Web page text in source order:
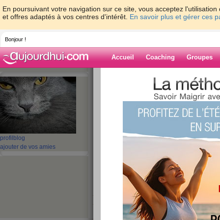
En poursuivant votre navigation sur ce site, vous acceptez
et offres adaptés à vos centres d'intérêt. En savoir plus et gérer ces
Bonjour !
Accueil Coaching Groupes
profil blog
ajouter de vos amies
> > lundiiiiiiiii
Blog de
lundiiiiiiiii
voila ca y est c'est lundi...
j'ai pas ma cops cette sem elle est en
je me conecte.. hihihi
je viens de finir.. mon repas... donc hier